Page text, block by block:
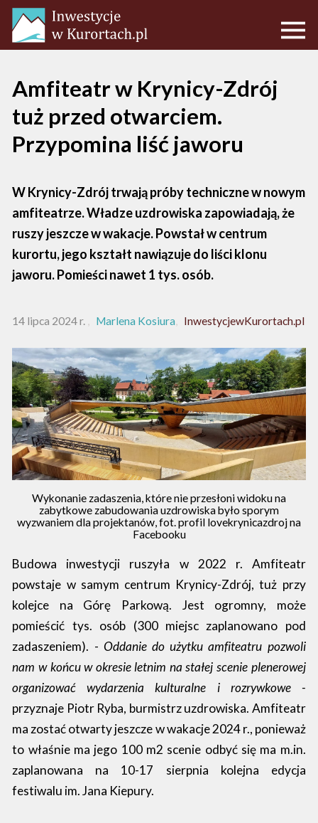
Amfiteatr w Krynicy-Zdrój
tuż przed otwarciem.
Przypomina liść jaworu
W Krynicy-Zdrój trwają próby techniczne w nowym
amfiteatrze. Władze uzdrowiska zapowiadają, że
ruszy jeszcze w wakacje. Powstał w centrum
kurortu, jego kształt nawiązuje do liści klonu
jaworu. Pomieści nawet 1 tys. osób.
14 lipca 2024 r. Marlena Kosiura InwestycjewKurortach.pl
Wykonanie zadaszenia, które nie przesłoni widoku na
zabytkowe zabudowania uzdrowiska było sporym
wyzwaniem dla projektanów, fot. profil lovekrynicazdroj na
Facebooku
Budowa inwestycji ruszyła w 2022 r. Amfiteatr
powstaje w samym centrum Krynicy-Zdrój, tuż przy
kolejce na Górę Parkową. Jest ogromny, może
pomieścić tys. osób (300 miejsc zaplanowano pod
zadaszeniem). - Oddanie do użytku amfiteatru pozwoli
nam w końcu w okresie letnim na stałej scenie plenerowej
organizować wydarzenia kulturalne i rozrywkowe -
przyznaje Piotr Ryba, burmistrz uzdrowiska. Amfiteatr
ma zostać otwarty jeszcze w wakacje 2024 r., ponieważ
to właśnie ma jego 100 m2 scenie odbyć się ma m.in.
zaplanowana na 10-17 sierpnia kolejna edycja
festiwalu im. Jana Kiepury.